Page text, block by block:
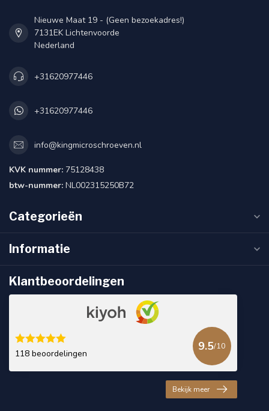
Nieuwe Maat 19 - (Geen bezoekadres!)
7131EK Lichtenvoorde
Nederland
+31620977446
+31620977446
info@kingmicroschroeven.nl
KVK nummer: 75128438
btw-nummer: NL002315250B72
Categorieën
Informatie
Klantbeoordelingen
118 beoordelingen
9.5/10
Bekijk meer